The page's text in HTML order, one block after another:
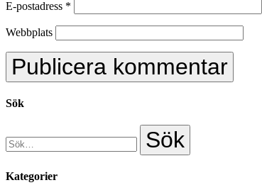
E-postadress *
Webbplats
Sök
Kategorier